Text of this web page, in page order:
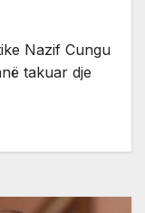
Nazif Cungu
takuar dje